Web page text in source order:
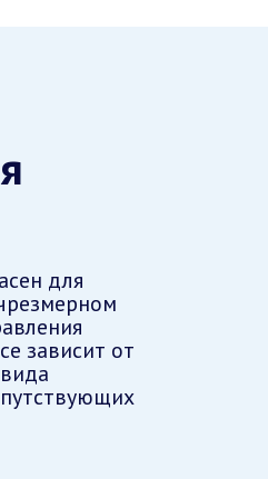
для
зависит от